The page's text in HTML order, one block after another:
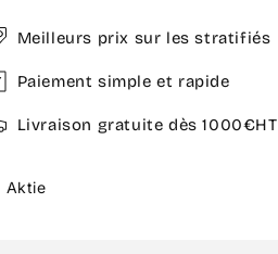
Meilleurs prix sur les stratifiés
Paiement simple et rapide
Livraison gratuite dès 1000€HT
Aktie